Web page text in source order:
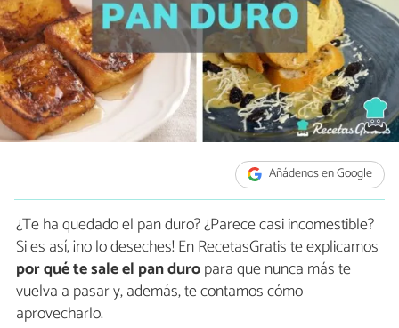
Añádenos en Google
¿Te ha quedado el pan duro? ¿Parece casi incomestible?
Si es así, ¡no lo deseches! En RecetasGratis te explicamos
por qué te sale el pan duropara que nunca más te
vuelva a pasar y, además, te contamos cómo
aprovecharlo.